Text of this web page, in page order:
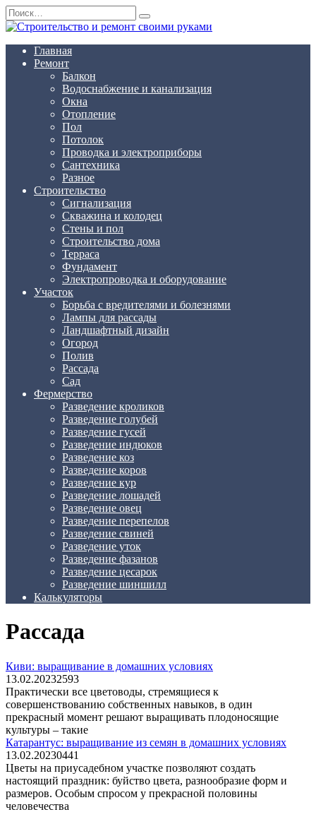
Перейти
к
содержанию
Search
for:
Главная
Ремонт
Балкон
Водоснабжение и канализация
Окна
Отопление
Пол
Потолок
Проводка и электроприборы
Сантехника
Разное
Строительство
Сигнализация
Скважина и колодец
Стены и пол
Строительство дома
Терраса
Фундамент
Электропроводка и оборудование
Участок
Борьба с вредителями и болезнями
Лампы для рассады
Ландшафтный дизайн
Огород
Полив
Рассада
Сад
Фермерство
Разведение кроликов
Разведение голубей
Разведение гусей
Разведение индюков
Разведение коз
Разведение коров
Разведение кур
Разведение лошадей
Разведение овец
Разведение перепелов
Разведение свиней
Разведение уток
Разведение фазанов
Разведение цесарок
Разведение шиншилл
Калькуляторы
Рассада
Киви: выращивание в домашних условиях
13.02.20232593
Практически все цветоводы, стремящиеся к
совершенствованию собственных навыков, в один
прекрасный момент решают выращивать плодоносящие
культуры – такие
Катарантус: выращивание из семян в домашних условиях
13.02.20230441
Цветы на приусадебном участке позволяют создать
настоящий праздник: буйство цвета, разнообразие форм и
размеров. Особым спросом у прекрасной половины
человечества